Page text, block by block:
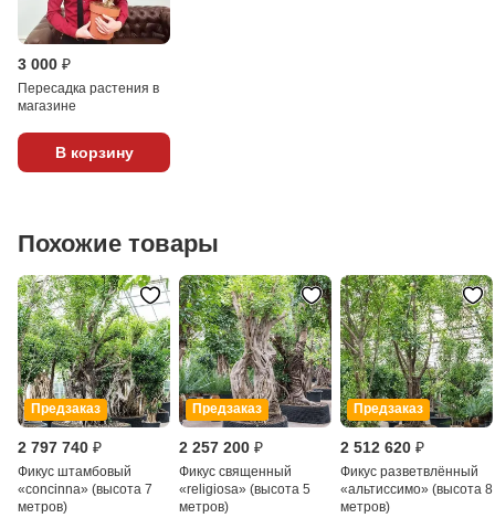
3 000 ₽
Пересадка растения в
магазине
В корзину
Похожие товары
Предзаказ
2 797 740 ₽
Фикус штамбовый
«concinna» (высота 7
метров)
Предзаказ
2 257 200 ₽
Фикус священный
«religiosa» (высота 5
метров)
Предзаказ
2 512 620 ₽
Фикус разветвлённый
«альтиссимо» (высота 8
метров)